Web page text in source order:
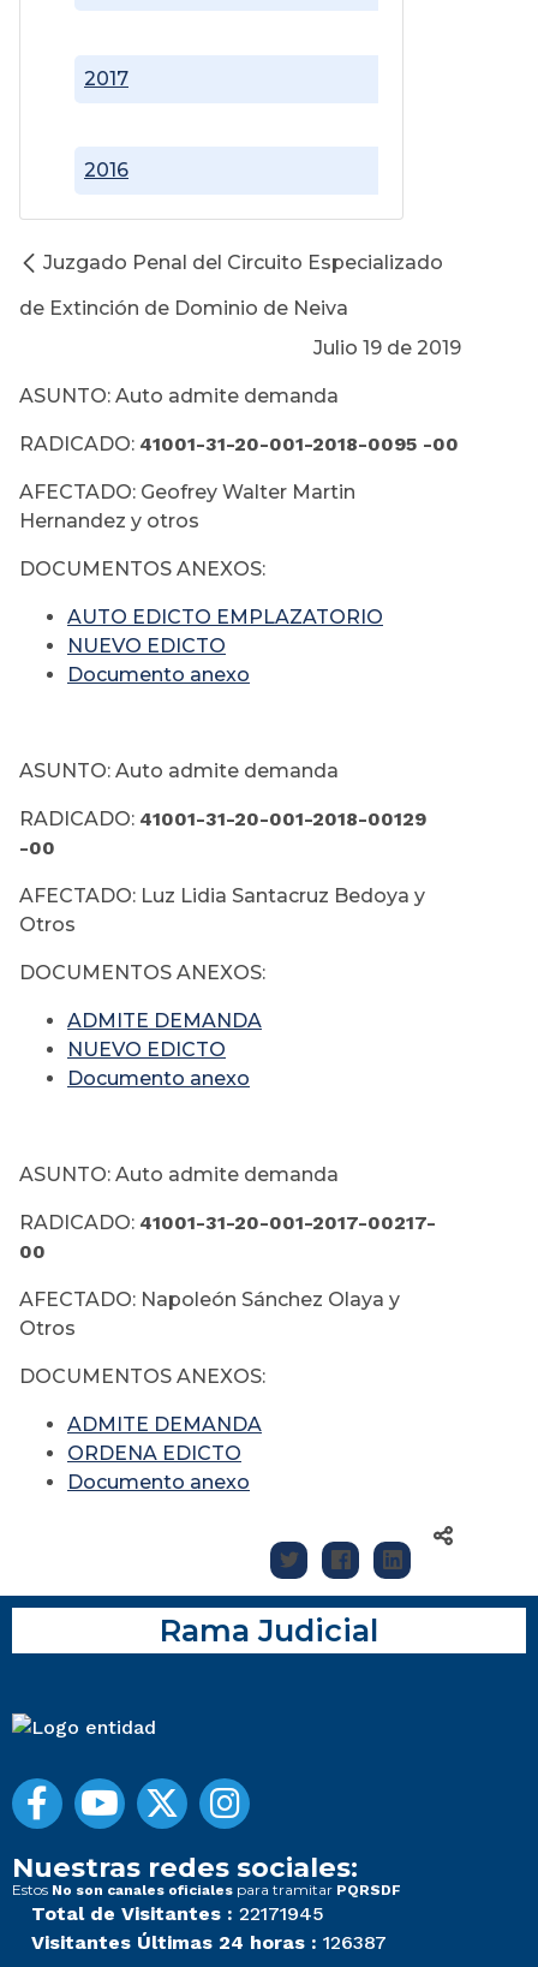
2016
2017
Juzgado Penal del Circuito Especializado
de Extinción de Dominio de Neiva
Julio 19 de 2019
ASUNTO: Auto admite demanda
RADICADO: 41001-31-20-001-2018-0095 -00
AFECTADO: Geofrey Walter Martin
Hernandez y otros
DOCUMENTOS ANEXOS:
AUTO EDICTO EMPLAZATORIO
NUEVO EDICTO
Documento anexo
ASUNTO: Auto admite demanda
RADICADO: 41001-31-20-001-2018-00129
-00
AFECTADO: Luz Lidia Santacruz Bedoya y
Otros
DOCUMENTOS ANEXOS:
ADMITE DEMANDA
NUEVO EDICTO
Documento anexo
ASUNTO: Auto admite demanda
RADICADO: 41001-31-20-001-2017-00217-
00
AFECTADO: Napoleón Sánchez Olaya y
Otros
DOCUMENTOS ANEXOS:
ADMITE DEMANDA
ORDENA EDICTO
Documento anexo
Rama Judicial
Nuestras redes sociales:
Estos No son canales oficiales para tramitar PQRSDF
Total de Visitantes : 22171945
Visitantes Últimas 24 horas : 126387